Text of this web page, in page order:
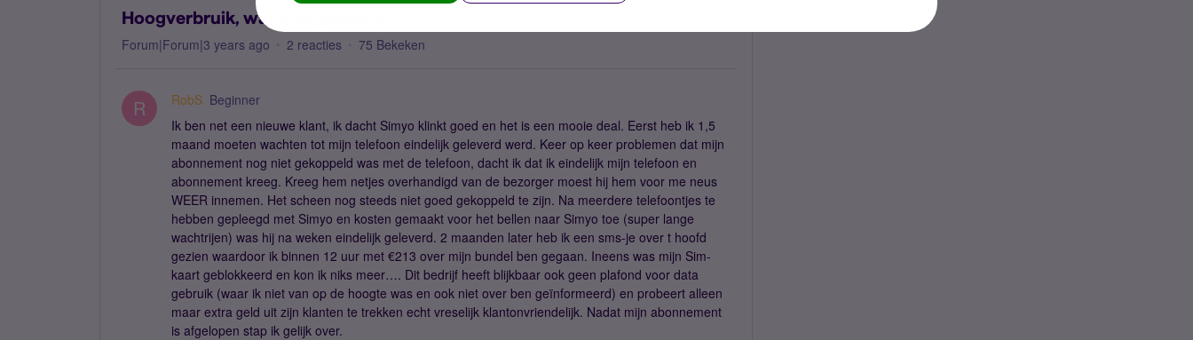
Hoogverbruik, wat is er gebeurd?
Forum|Forum|3 years ago 2 reacties 75 Bekeken
R RobS Beginner
Ik ben net een nieuwe klant, ik dacht Simyo klinkt goed en het is een mooie deal. Eerst heb ik 1,5
maand moeten wachten tot mijn telefoon eindelijk geleverd werd. Keer op keer problemen dat mijn
abonnement nog niet gekoppeld was met de telefoon, dacht ik dat ik eindelijk mijn telefoon en
abonnement kreeg. Kreeg hem netjes overhandigd van de bezorger moest hij hem voor me neus
WEER innemen. Het scheen nog steeds niet goed gekoppeld te zijn. Na meerdere telefoontjes te
hebben gepleegd met Simyo en kosten gemaakt voor het bellen naar Simyo toe (super lange
wachtrijen) was hij na weken eindelijk geleverd. 2 maanden later heb ik een sms-je over t hoofd
gezien waardoor ik binnen 12 uur met €213 over mijn bundel ben gegaan. Ineens was mijn Sim-
kaart geblokkeerd en kon ik niks meer…. Dit bedrijf heeft blijkbaar ook geen plafond voor data
gebruik (waar ik niet van op de hoogte was en ook niet over ben geïnformeerd) en probeert alleen
maar extra geld uit zijn klanten te trekken echt vreselijk klantonvriendelijk. Nadat mijn abonnement
is afgelopen stap ik gelijk over.